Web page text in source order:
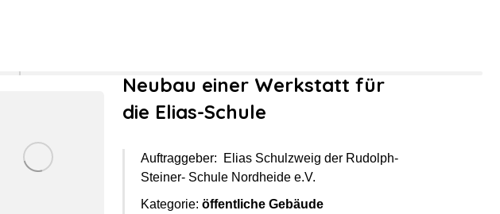
Neubau einer Werkstatt für
die Elias-Schule
Auftraggeber: Elias Schulzweig der Rudolph-
Steiner- Schule Nordheide e.V.
Kategorie: öffentliche Gebäude